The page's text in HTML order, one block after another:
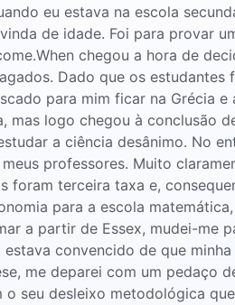
eu estava na escola
de idade. Foi para provar
chegou a hora de
Dado que os
para mim ficar na Grécia
mas logo chegou à conclusão
a ciência desânimo. No
professores. Muito
terceira taxa e,
para a escola
a partir de Essex, mudei-me
convencido de que
me deparei com um pedaço
seu desleixo metodológica